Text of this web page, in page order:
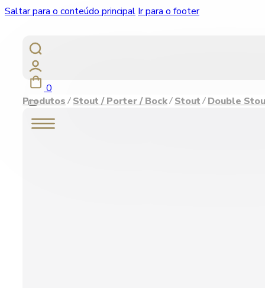
Saltar para o conteúdo principal Ir para o footer
0
Produtos
Stout / Porter / Bock Stout Double